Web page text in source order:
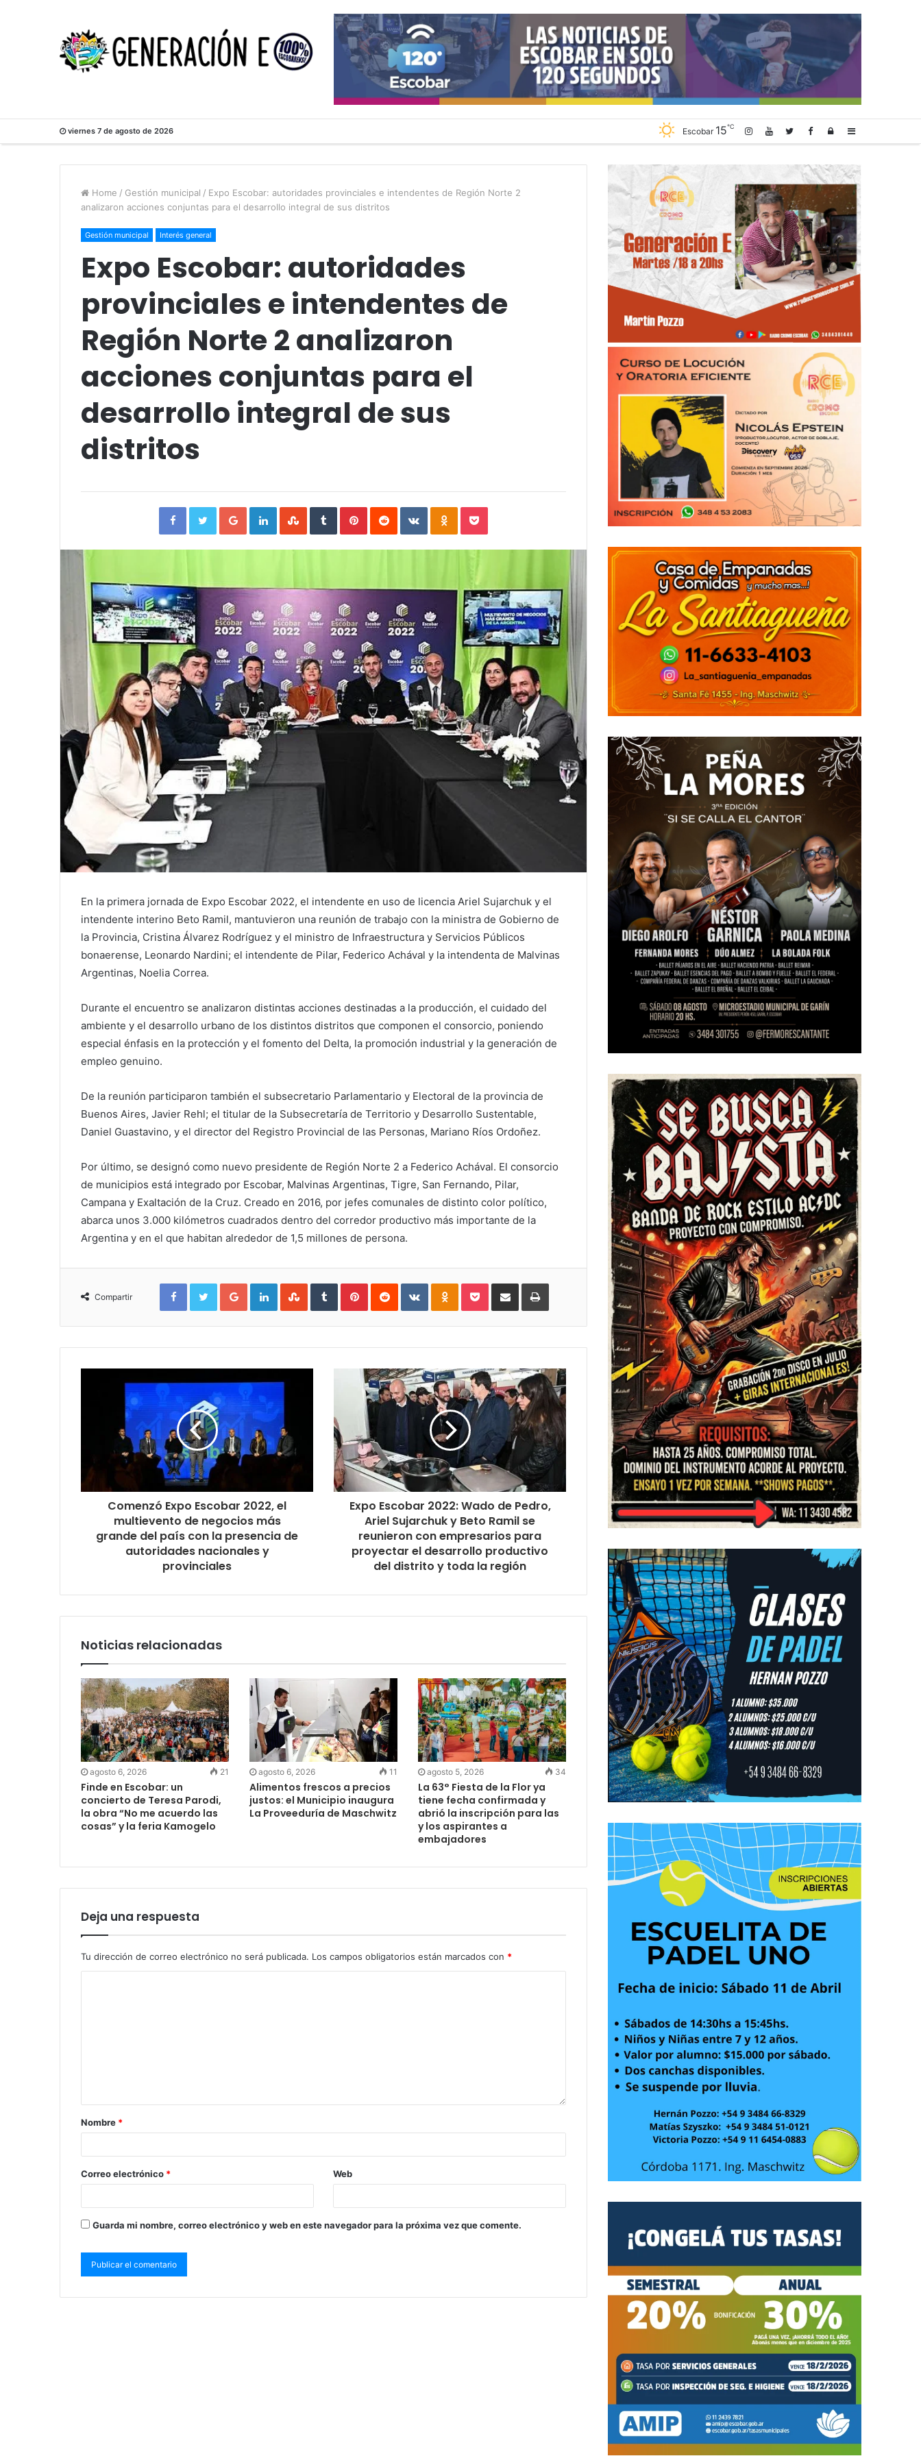
viernes 7 de agosto de 2026 Sidebar
Log
Escobar 15℃
Home / Gestión municipal / Expo Escobar: autoridades provinciales e intendentes de Región Norte 2
analizaron acciones conjuntas para el desarrollo integral de sus distritos
Gestión municipal Interés general
Expo Escobar: autoridades
provinciales e intendentes de
Región Norte 2 analizaron
acciones conjuntas para el
desarrollo integral de sus
distritos
FacebookTwitterGoogle+LinkedInStumbleUpon
TumblrPinterestReddit VKontakteOdnoklassniki
Pocket
En la primera jornada de Expo Escobar 2022, el intendente en uso de licencia Ariel Sujarchuk y el
intendente interino Beto Ramil, mantuvieron una reunión de trabajo con la ministra de Gobierno de
la Provincia, Cristina Álvarez Rodríguez y el ministro de Infraestructura y Servicios Públicos
bonaerense, Leonardo Nardini; el intendente de Pilar, Federico Achával y la intendenta de Malvinas
Argentinas, Noelia Correa.
Durante el encuentro se analizaron distintas acciones destinadas a la producción, el cuidado del
ambiente y el desarrollo urbano de los distintos distritos que componen el consorcio, poniendo
especial énfasis en la protección y el fomento del Delta, la promoción industrial y la generación de
empleo genuino.
De la reunión participaron también el subsecretario Parlamentario y Electoral de la provincia de
Buenos Aires, Javier Rehl; el titular de la Subsecretaría de Territorio y Desarrollo Sustentable,
Daniel Guastavino, y el director del Registro Provincial de las Personas, Mariano Ríos Ordoñez.
Por último, se designó como nuevo presidente de Región Norte 2 a Federico Achával. El consorcio
de municipios está integrado por Escobar, Malvinas Argentinas, Tigre, San Fernando, Pilar,
Campana y Exaltación de la Cruz. Creado en 2016, por jefes comunales de distinto color político,
abarca unos 3.000 kilómetros cuadrados dentro del corredor productivo más importante de la
Argentina y en el que habitan alrededor de 1,5 millones de persona.
Compartir
FacebookTwitterGoogle+LinkedInStumbleUpon
TumblrPinterestReddit VKontakteOdnoklassniki
PocketShare
Email
Print
Comenzó Expo Escobar 2022, el
multievento de negocios más
grande del país con la presencia de
autoridades nacionales y
provinciales
Expo Escobar 2022: Wado de Pedro,
Ariel Sujarchuk y Beto Ramil se
reunieron con empresarios para
proyectar el desarrollo productivo
del distrito y toda la región
Noticias relacionadas
agosto 6, 2026 21
Finde en Escobar: un
concierto de Teresa Parodi,
la obra “No me acuerdo las
cosas” y la feria Kamogelo
agosto 6, 2026 11
Alimentos frescos a precios
justos: el Municipio inaugura
La Proveeduría de Maschwitz
agosto 5, 2026 34
La 63° Fiesta de la Flor ya
tiene fecha confirmada y
abrió la inscripción para las
y los aspirantes a
embajadores
Deja una respuesta
Tu dirección de correo electrónico no será publicada. Los campos obligatorios están marcados con *
Nombre *
Correo electrónico * Web
Guarda mi nombre, correo electrónico y web en este navegador para la próxima vez que comente.